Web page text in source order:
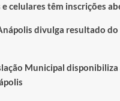
celulares têm inscrições
divulga resultado
Municipal disponibiliza